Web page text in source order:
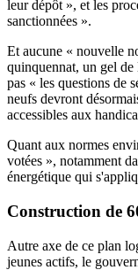
leur dépôt », et les
sanctionnées ».
Et aucune « nouvelle
quinquennat, un gel
pas « les questions de
neufs devront
accessibles aux
Quant aux normes
votées », notamment
énergétique qui
Construction de
Autre axe de ce plan
jeunes actifs, le